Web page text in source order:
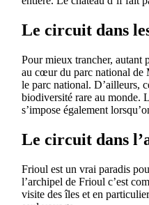
Le circuit dans
Pour mieux trancher, autant
au cœur du parc national de
le parc national. D’ailleurs,
biodiversité rare au monde.
s’impose également
Le circuit dans
Frioul est un vrai paradis
l’archipel de Frioul c’est
visite des îles et en